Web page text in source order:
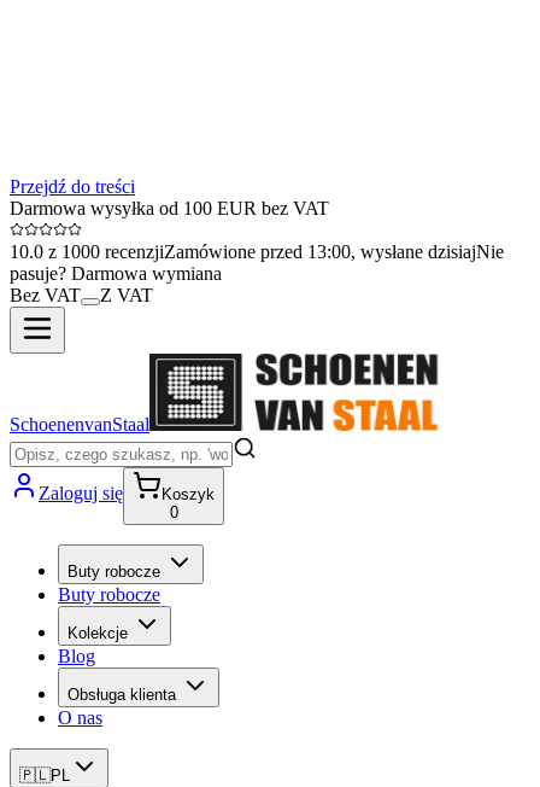
Przejdź do treści
Darmowa wysyłka od 100 EUR bez VAT
10.0 z 1000 recenzjiZamówione przed 13:00, wysłane dzisiajNie
pasuje? Darmowa wymiana
Bez VAT
Z VAT
SchoenenvanStaal
Zaloguj się
Koszyk
0
Buty robocze
Buty robocze
Kolekcje
Blog
Obsługa klienta
O nas
🇵🇱PL